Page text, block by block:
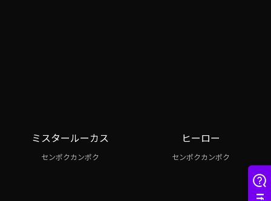
ミスタールーカス
センポクカンポク
ヒーロー
センポクカンポク